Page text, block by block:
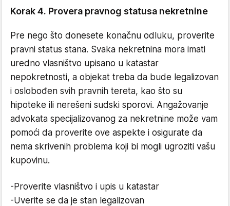
Korak 4. Provera pravnog statusa nekretnine
Pre nego što donesete konačnu odluku, proverite
pravni status stana. Svaka nekretnina mora imati
uredno vlasništvo upisano u katastar
nepokretnosti, a objekat treba da bude legalizovan
i oslobođen svih pravnih tereta, kao što su
hipoteke ili nerešeni sudski sporovi. Angažovanje
advokata specijalizovanog za nekretnine može vam
pomoći da proverite ove aspekte i osigurate da
nema skrivenih problema koji bi mogli ugroziti vašu
kupovinu.
-Proverite vlasništvo i upis u katastar
-Uverite se da je stan legalizovan